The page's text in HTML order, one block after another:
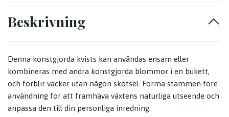
Beskrivning
Denna konstgjorda kvists kan användas ensam eller
kombineras med andra konstgjorda blommor i en bukett,
och förblir vacker utan någon skötsel. Forma stammen före
användning för att framhäva växtens naturliga utseende och
anpassa den till din personliga inredning.